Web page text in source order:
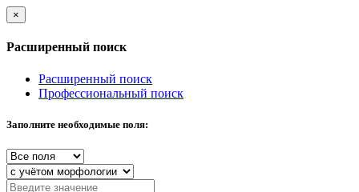
×
Расширенный поиск
Расширенный поиск
Профессиональный поиск
Заполните необходимые поля: